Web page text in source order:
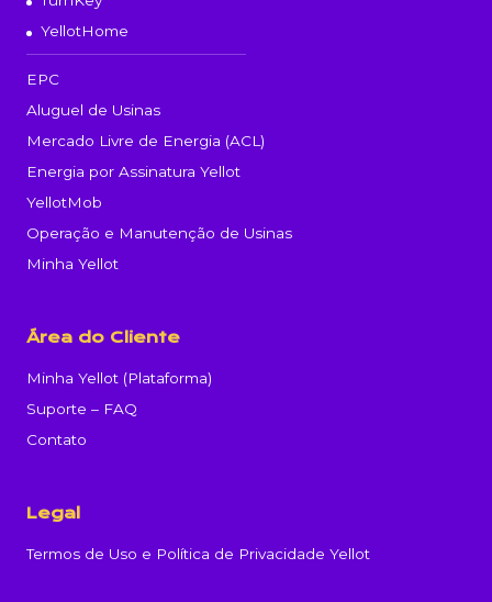
YellotHome
EPC
Aluguel de Usinas
Mercado Livre de Energia (ACL)
Energia por Assinatura Yellot
YellotMob
Operação e Manutenção de Usinas
Minha Yellot
Área do Cliente
Minha Yellot (Plataforma)
Suporte – FAQ
Contato
Legal
Termos de Uso e Política de Privacidade Yellot